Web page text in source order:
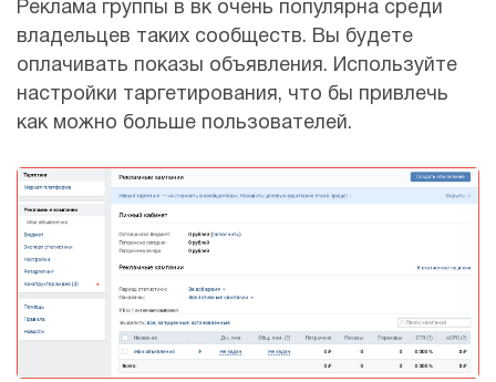
Реклама группы в вк очень популярна среди
владельцев таких сообществ. Вы будете
оплачивать показы объявления. Используйте
настройки таргетирования, что бы привлечь
как можно больше пользователей.